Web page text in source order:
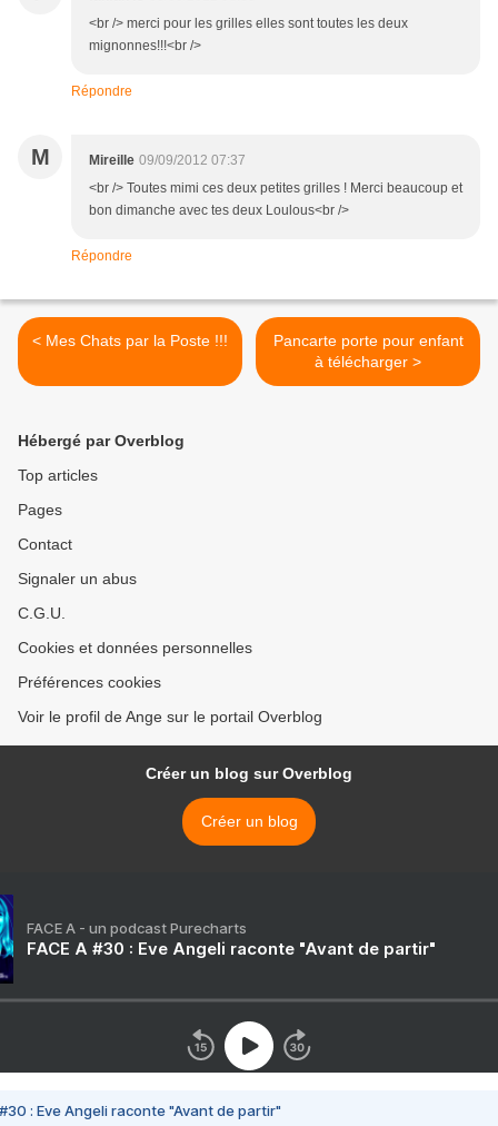
<br /> merci pour les grilles elles sont toutes les deux
mignonnes!!!<br />
Répondre
M Mireille 09/09/2012 07:37
<br /> Toutes mimi ces deux petites grilles ! Merci beaucoup et
bon dimanche avec tes deux Loulous<br />
Répondre
< Mes Chats par la Poste !!!
Pancarte porte pour enfant
à télécharger >
Hébergé par Overblog
Top articles
Pages
Contact
Signaler un abus
C.G.U.
Cookies et données personnelles
Préférences cookies
Voir le profil de Ange sur le portail Overblog
Créer un blog sur Overblog
Créer un blog
FACE A - un podcast Purecharts
FACE A #30 : Eve Angeli raconte "Avant de partir"
#30 : Eve Angeli raconte "Avant de partir"